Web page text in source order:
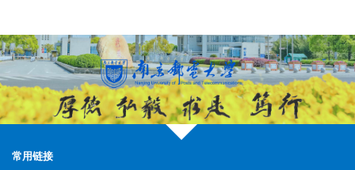
常用链接